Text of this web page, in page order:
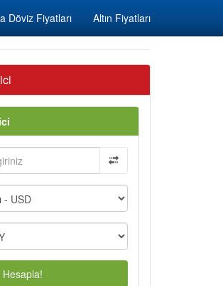
Döviz Fiyatları Altın Fiyatları
Hesapla!